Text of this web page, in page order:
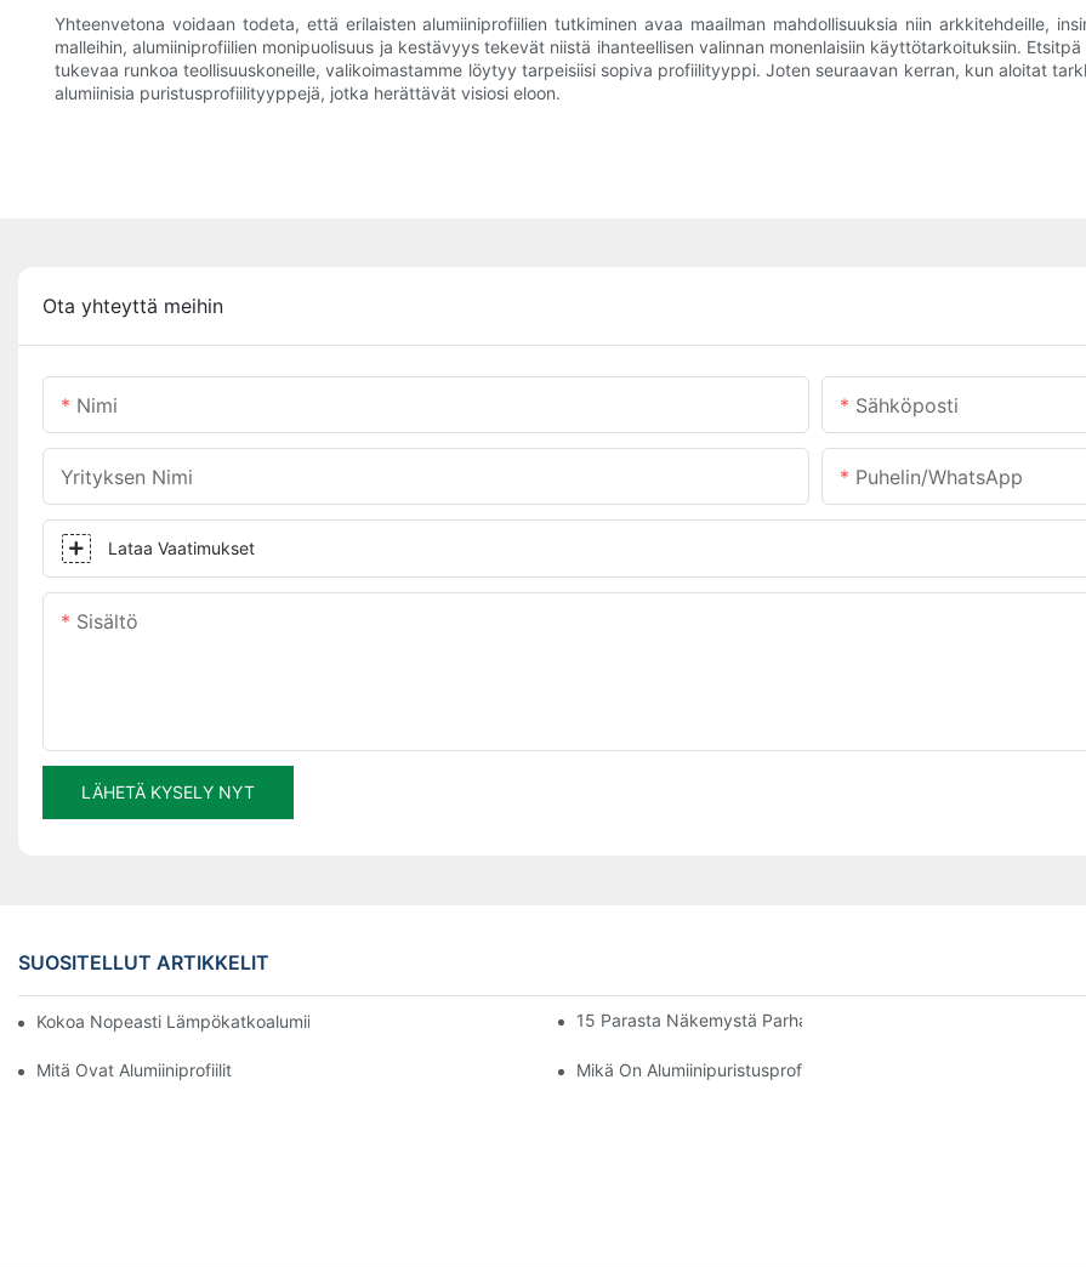
Yhteenvetona voidaan todeta, että erilaisten alumiiniprofiilien tutkiminen avaa maailman mahdollisuuksia niin arkkitehdeille,
malleihin, alumiiniprofiilien monipuolisuus ja kestävyys tekevät niistä ihanteellisen valinnan monenlaisiin käyttötarkoituksiin.
tukevaa runkoa teollisuuskoneille, valikoimastamme löytyy tarpeisiisi sopiva profiilityyppi. Joten seuraavan kerran, kun aloitat
alumiinisia puristusprofiilityyppejä, jotka herättävät visiosi eloon.
Ota yhteyttä meihin
Nimi Sähköposti
Yrityksen Nimi Puhelin/WhatsApp
Lataa Vaatimukset
Sisältö
LÄHETÄ KYSELY NYT
SUOSITELLUT ARTIKKELIT
Kokoa Nopeasti Lämpökatkoalumiiniprofiilista Valmistettu Aurinkohuone15 Parasta Näkemystä Parhaista Aurinkohuoneiden
Mitä Ovat Alumiiniprofiilit Mikä On Alumiinipuristusprofiili